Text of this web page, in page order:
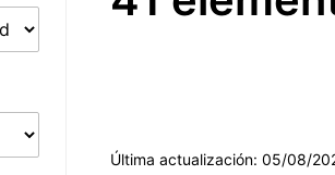
Última actualización: 05/08/